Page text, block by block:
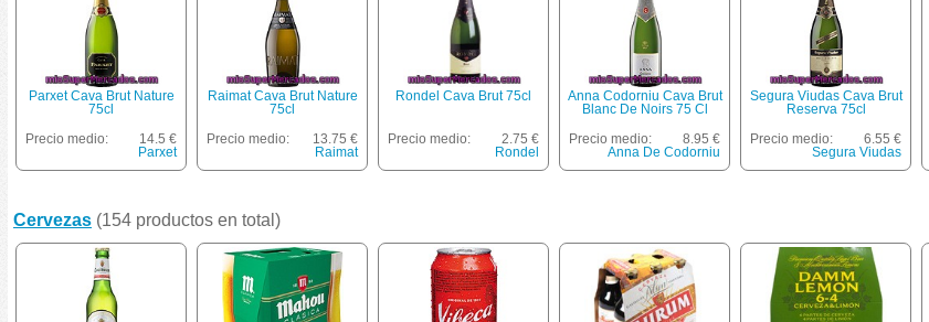
Parxet Cava Brut Nature
75cl
Precio medio:
14.5 €
Parxet
Raimat Cava Brut Nature
75cl
Precio medio:
13.75 €
Raimat
Rondel Cava Brut 75cl
Precio medio:
2.75 €
Rondel
Anna Codorniu Cava Brut
Blanc De Noirs 75 Cl
Precio medio:
8.95 €
Anna De Codorniu
Segura Viudas Cava Brut
Reserva 75cl
Precio medio:
6.55 €
Segura Viudas
Cervezas (154 productos en total)